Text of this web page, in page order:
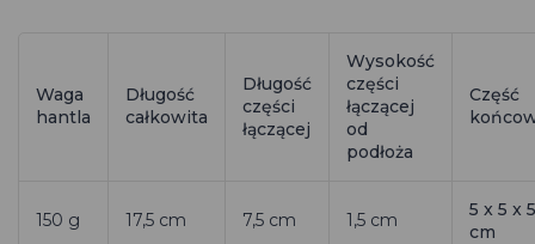
Waga
hantla
Długość
całkowita
Długość
części
łączącej
Wysokość
części
łączącej
od
podłoża
Część
150 g 17,5 cm 7,5 cm 1,5 cm
5 x 5 x 5
cm